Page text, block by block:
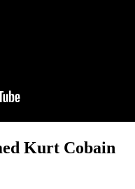
Kurt Cobain